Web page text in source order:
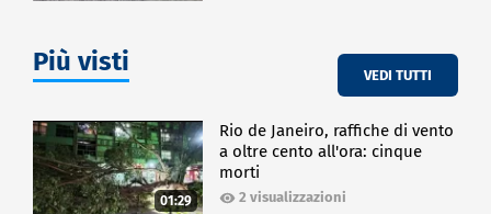
Più visti VEDI TUTTI
01:29
Rio de Janeiro, raffiche di vento
a oltre cento all'ora: cinque
morti
2 visualizzazioni